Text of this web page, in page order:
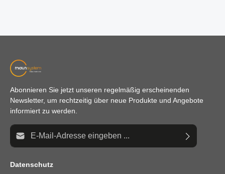
Abonnieren Sie jetzt unseren regelmäßig erscheinenden
Newsletter, um rechtzeitig über neue Produkte und Angebote
informiert zu werden.
E-Mail-Adresse*
Datenschutz